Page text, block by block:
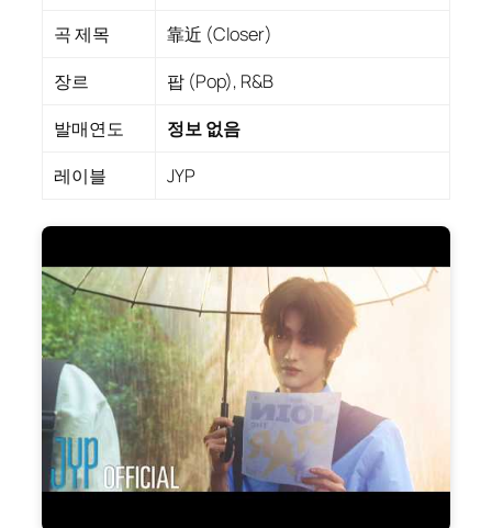
곡 제목
靠近 (Closer)
장르
팝 (Pop), R&B
발매연도
정보 없음
레이블
JYP